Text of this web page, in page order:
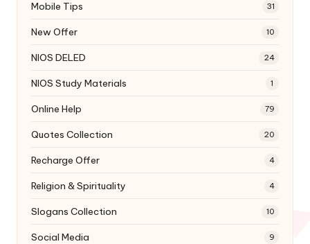
Mobile Tips 31
New Offer 10
NIOS DELED 24
NIOS Study Materials 1
Online Help 79
Quotes Collection 20
Recharge Offer 4
Religion & Spirituality 4
Slogans Collection 10
Social Media 9